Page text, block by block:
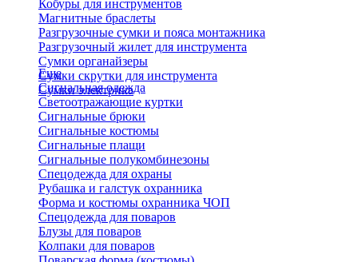
Кобуры для инструментов
Магнитные браслеты
Разгрузочные сумки и пояса монтажника
Разгрузочный жилет для инструмента
Сумки органайзеры
Сумки скрутки для инструмента
Сумки электрика
Еще
Сигнальная одежда
Светоотражающие куртки
Сигнальные брюки
Сигнальные костюмы
Сигнальные плащи
Сигнальные полукомбинезоны
Спецодежда для охраны
Рубашка и галстук охранника
Форма и костюмы охранника ЧОП
Спецодежда для поваров
Блузы для поваров
Колпаки для поваров